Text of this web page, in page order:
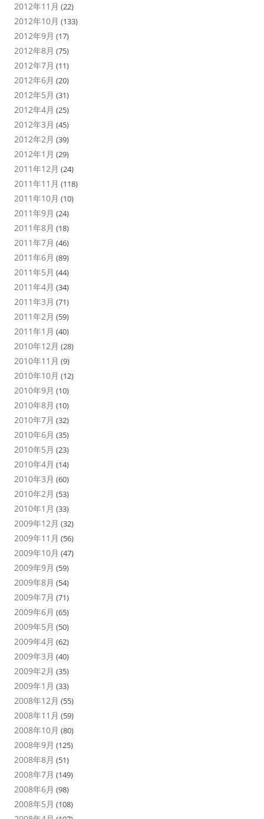
2012年11月 (22)
2012年10月 (133)
2012年9月 (17)
2012年8月 (75)
2012年7月 (11)
2012年6月 (20)
2012年5月 (31)
2012年4月 (25)
2012年3月 (45)
2012年2月 (39)
2012年1月 (29)
2011年12月 (24)
2011年11月 (118)
2011年10月 (10)
2011年9月 (24)
2011年8月 (18)
2011年7月 (46)
2011年6月 (89)
2011年5月 (44)
2011年4月 (34)
2011年3月 (71)
2011年2月 (59)
2011年1月 (40)
2010年12月 (28)
2010年11月 (9)
2010年10月 (12)
2010年9月 (10)
2010年8月 (10)
2010年7月 (32)
2010年6月 (35)
2010年5月 (23)
2010年4月 (14)
2010年3月 (60)
2010年2月 (53)
2010年1月 (33)
2009年12月 (32)
2009年11月 (56)
2009年10月 (47)
2009年9月 (59)
2009年8月 (54)
2009年7月 (71)
2009年6月 (65)
2009年5月 (50)
2009年4月 (62)
2009年3月 (40)
2009年2月 (35)
2009年1月 (33)
2008年12月 (55)
2008年11月 (59)
2008年10月 (80)
2008年9月 (125)
2008年8月 (51)
2008年7月 (149)
2008年6月 (98)
2008年5月 (108)